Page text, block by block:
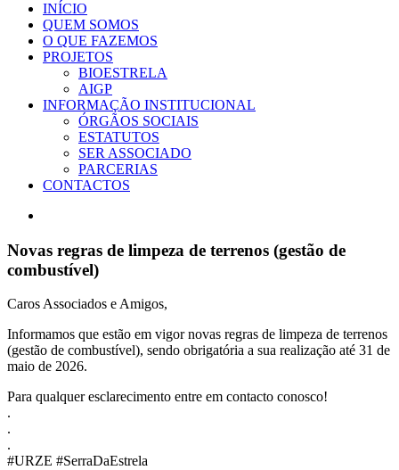
INÍCIO
QUEM SOMOS
O QUE FAZEMOS
PROJETOS
BIOESTRELA
AIGP
INFORMAÇÃO INSTITUCIONAL
ÓRGÃOS SOCIAIS
ESTATUTOS
SER ASSOCIADO
PARCERIAS
CONTACTOS
Image
Novas regras de limpeza de terrenos (gestão de
combustível)
Caros Associados e Amigos,
Informamos que estão em vigor novas regras de limpeza de terrenos
(gestão de combustível), sendo obrigatória a sua realização até 31 de
maio de 2026.
Para qualquer esclarecimento entre em contacto conosco!
.
.
.
#URZE #SerraDaEstrela